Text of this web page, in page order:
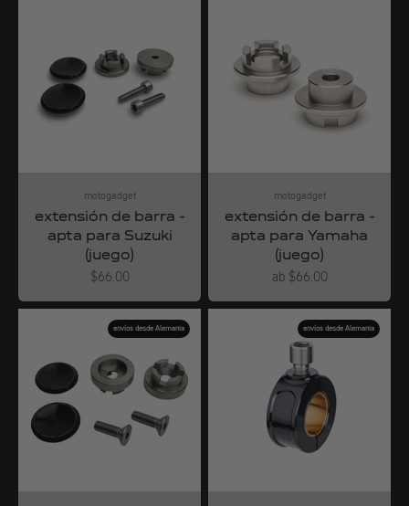
motogadget
extensión de barra -
apta para Suzuki
(juego)
Angebot
$66.00
motogadget
extensión de barra -
apta para Yamaha
(juego)
Angebot
ab $66.00
envíos desde Alemania envíos desde Alemania